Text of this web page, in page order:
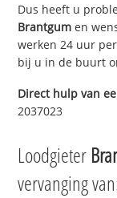
Dus heeft u
Brantgum en
werken 24 uur
bij u in de buurt
Direct hulp van
2037023
Loodgieter
vervanging